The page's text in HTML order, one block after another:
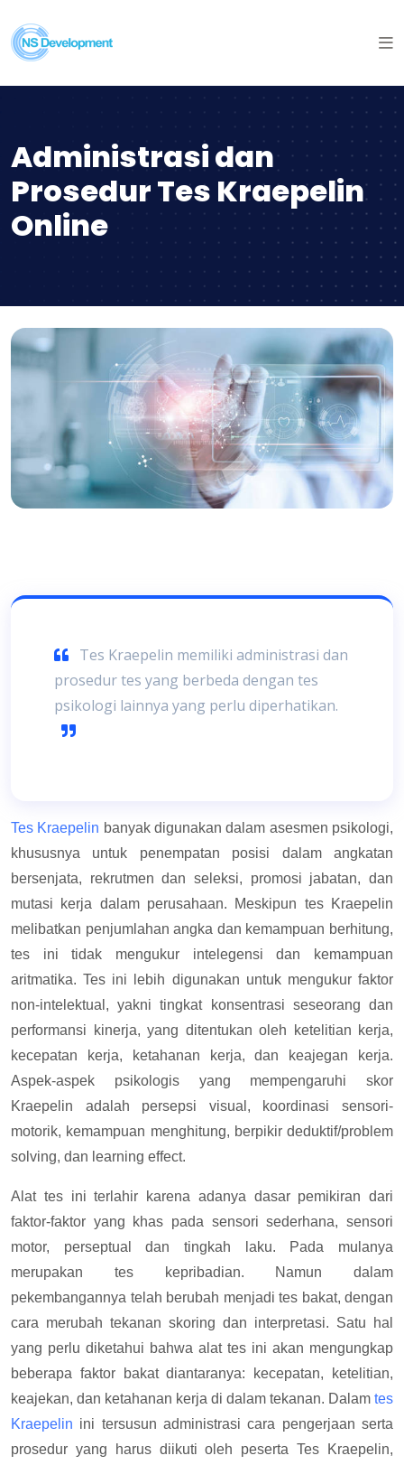
Administrasi dan
Prosedur Tes Kraepelin
Online
Tes Kraepelin memiliki administrasi dan
prosedur tes yang berbeda dengan tes
psikologi lainnya yang perlu diperhatikan.
Tes Kraepelin banyak digunakan dalam asesmen psikologi,
khususnya untuk penempatan posisi dalam angkatan
bersenjata, rekrutmen dan seleksi, promosi jabatan, dan
mutasi kerja dalam perusahaan. Meskipun tes Kraepelin
melibatkan penjumlahan angka dan kemampuan berhitung,
tes ini tidak mengukur intelegensi dan kemampuan
aritmatika. Tes ini lebih digunakan untuk mengukur faktor
non-intelektual, yakni tingkat konsentrasi seseorang dan
performansi kinerja, yang ditentukan oleh ketelitian kerja,
kecepatan kerja, ketahanan kerja, dan keajegan kerja.
Aspek-aspek psikologis yang mempengaruhi skor
Kraepelin adalah persepsi visual, koordinasi sensori-
motorik, kemampuan menghitung, berpikir deduktif/problem
solving, dan learning effect.
Alat tes ini terlahir karena adanya dasar pemikiran dari
faktor-faktor yang khas pada sensori sederhana, sensori
motor, perseptual dan tingkah laku. Pada mulanya
merupakan tes kepribadian. Namun dalam
pekembangannya telah berubah menjadi tes bakat, dengan
cara merubah tekanan skoring dan interpretasi. Satu hal
yang perlu diketahui bahwa alat tes ini akan mengungkap
beberapa faktor bakat diantaranya: kecepatan, ketelitian,
keajekan, dan ketahanan kerja di dalam tekanan. Dalam tes
Kraepelin ini tersusun administrasi cara pengerjaan serta
prosedur yang harus diikuti oleh peserta Tes Kraepelin,